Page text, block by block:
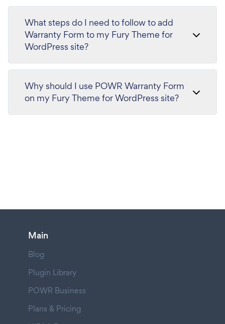
What steps do I need to follow to add
Warranty Form to my Fury Theme for
WordPress site?
Why should I use POWR Warranty Form
on my Fury Theme for WordPress site?
Main
Blog
Plugin Library
POWR Business
Plans & Pricing